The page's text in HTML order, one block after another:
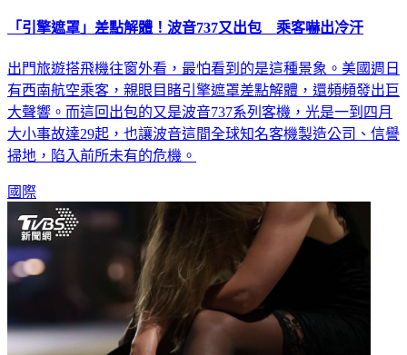
「引擎遮罩」差點解體！波音737又出包 乘客嚇出冷汗
出門旅遊搭飛機往窗外看，最怕看到的是這種景象。美國週日
有西南航空乘客，親眼目睹引擎遮罩差點解體，還頻頻發出巨
大聲響。而這回出包的又是波音737系列客機，光是一到四月
大小事故達29起，也讓波音這間全球知名客機製造公司、信譽
掃地，陷入前所未有的危機。
國際